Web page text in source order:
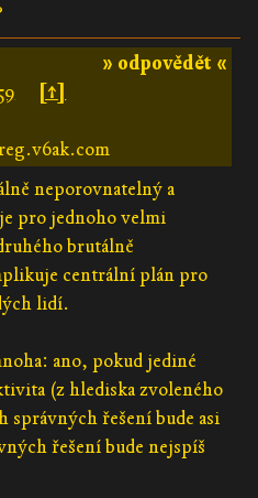
» odpovědět «
[↑]
neporovnatelný a
pro jednoho velmi
brutálně
centrální plán pro
lidí.
ano, pokud jediné
(z hlediska zvoleného
řešení bude asi
řešení bude nejspíš